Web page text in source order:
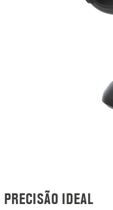
PRECISÃO IDEAL